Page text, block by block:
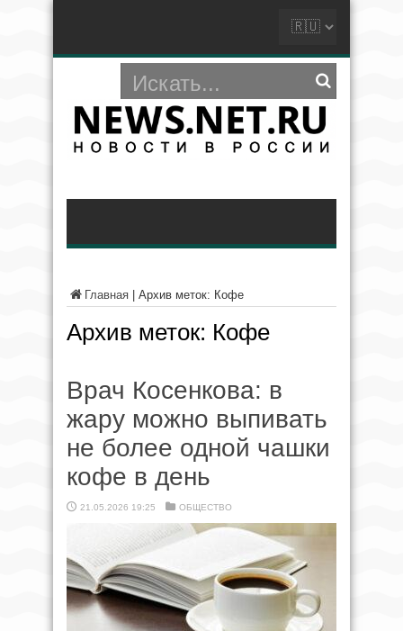
Главная Архив меток: Кофе
Архив меток: Кофе
Врач Косенкова: в
жару можно выпивать
не более одной чашки
кофе в день
21.05.2026 19:25 ОБЩЕСТВО